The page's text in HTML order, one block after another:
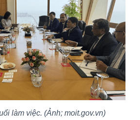
làm việc. (Ảnh; moit.gov.vn)